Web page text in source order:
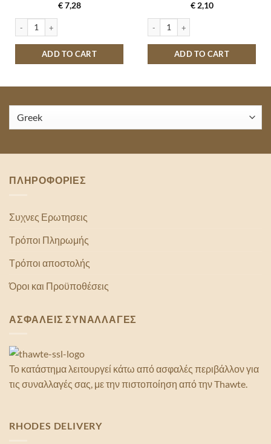
€7,28
MR BEAST FEASTABLES MILK CRUNCH 60GR quantity
ADD TO CART
€2,10
TUC ΤΥΡΙ 100GR quantity
ADD TO CART
ΠΛΗΡΟΦΟΡΙΕΣ
Συχνες Ερωτησεις
Τρόποι Πληρωμής
Τρόποι αποστολής
Όροι και Προϋποθέσεις
ΑΣΦΑΛΕΙΣ ΣΥΝΑΛΛΑΓΕΣ
Το κατάστημα λειτουργεί κάτω από ασφαλές περιβάλλον για
τις συναλλαγές σας, με την πιστοποίηση από την Thawte.
RHODES DELIVERY